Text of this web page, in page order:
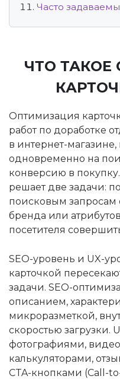
Часто
ЧТО
Оптимизация
работ по доработке
в интернет-
одновременно на
конверсию в
решает две задачи:
поисковым
бренда или
посетителя
SEO-уровень и UX-
карточкой
задачи. SEO-
описанием,
микроразметкой,
скоростью загрузки.
фотографиями,
калькуляторами,
CTA-кнопками (Call-